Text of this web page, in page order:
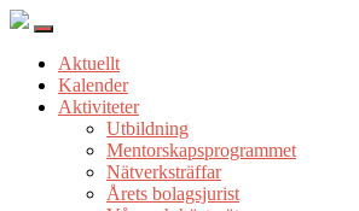
Aktuellt
Kalender
Aktiviteter
Utbildning
Mentorskapsprogrammet
Nätverksträffar
Årets bolagsjurist